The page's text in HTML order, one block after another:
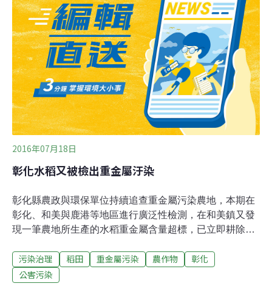
載運雞糞貨車，阻止進入南投。今天雖查無違規，陳正昇
仍指示，不定期加強稽查，以達遏止效果。陳正昇說，許
多農民考量成本，購買並使用未經腐熟、發酵的生雞糞當
肥料，雨後蒼蠅大量繁殖，嚴重影響居民生活及觀光品
質，縣府組成聯合稽查小組，持續不定期在員集路、赤水
派出所前執行路邊攔查，除加強宣導效果，也要阻止境外
生雞糞移入。
2016年07月18日
彰化水稻又被檢出重金屬汙染
彰化縣農政與環保單位持續追查重金屬污染農地，本期在
彰化、和美與鹿港等地區進行廣泛性檢測，在和美鎮又發
現一筆農地所生產的水稻重金屬含量超標，已立即耕除，
告。環保署每年以進行污染農地調查，北彰化農地每年都
名列榜上，已嚴重衝擊到各類農作物，例如稻米、蔬果的
污染治理 稻田 重金屬污染 農作物
彰化
公害污染